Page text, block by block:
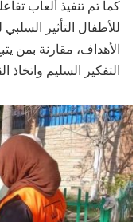
كما تم تنفيذ ألعاب
للأطفال التأثير
الأهداف، مقارنة بمن
التفكير السليم واتخاذ